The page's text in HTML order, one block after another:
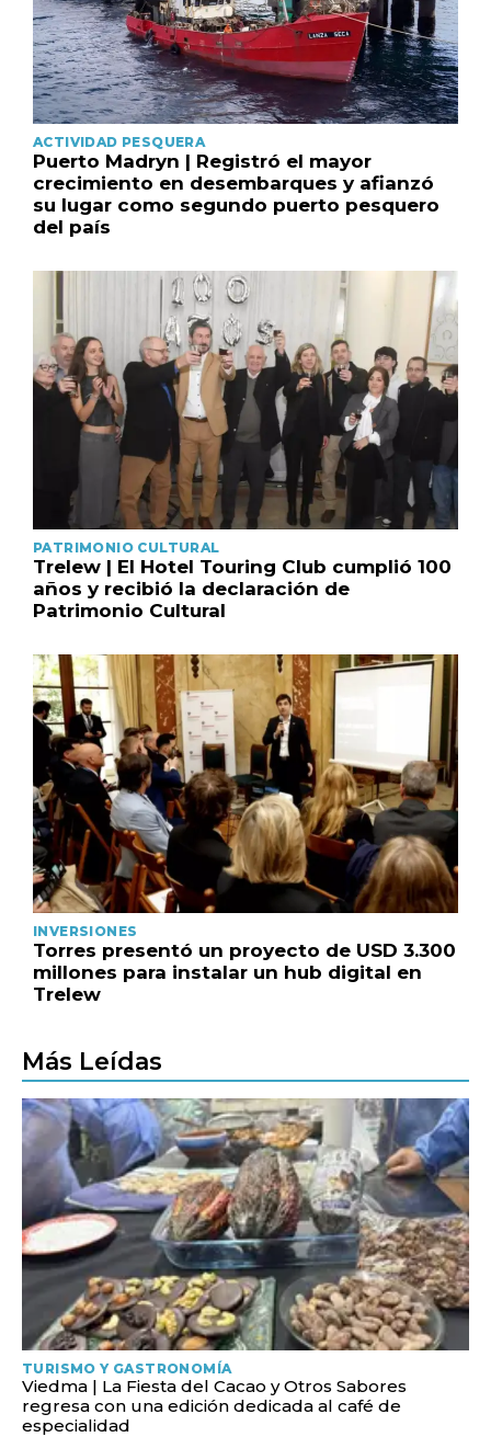
ACTIVIDAD PESQUERA
Puerto Madryn | Registró el mayor
crecimiento en desembarques y afianzó
su lugar como segundo puerto pesquero
del país
PATRIMONIO CULTURAL
Trelew | El Hotel Touring Club cumplió 100
años y recibió la declaración de
Patrimonio Cultural
INVERSIONES
Torres presentó un proyecto de USD 3.300
millones para instalar un hub digital en
Trelew
Más Leídas
TURISMO Y GASTRONOMÍA
Viedma | La Fiesta del Cacao y Otros Sabores
regresa con una edición dedicada al café de
especialidad